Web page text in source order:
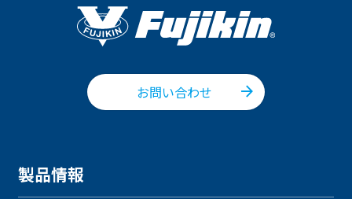
お問い合わせ
製品情報